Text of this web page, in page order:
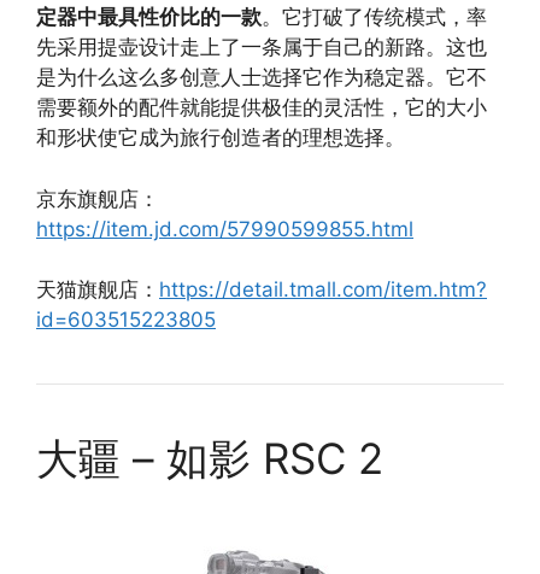
定器中最具性价比的一款。它打破了传统模式，率
先采用提壶设计走上了一条属于自己的新路。这也
是为什么这么多创意人士选择它作为稳定器。它不
需要额外的配件就能提供极佳的灵活性，它的大小
和形状使它成为旅行创造者的理想选择。
京东旗舰店：
https://item.jd.com/57990599855.html
天猫旗舰店： https://detail.tmall.com/item.htm?
id=603515223805
大疆 – 如影 RSC 2